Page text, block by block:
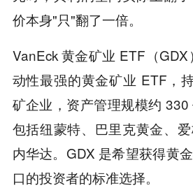
价本身"只"翻了一倍。
VanEck 黄金矿业 ETF（
动性最强的黄金矿业 ETF，
矿企业，资产管理规模约
包括纽蒙特、巴里克黄金、
内华达。GDX 是希望获得黄
口的投资者的标准选择。